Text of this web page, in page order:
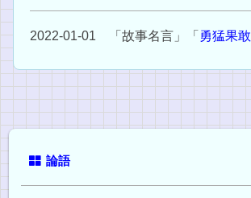
2022-01-01 「故事名言」「 勇猛果敢
論語